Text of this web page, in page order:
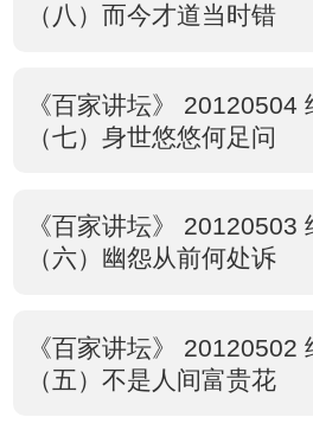
（八）而今才道当时错
《百家讲坛》 20120504
（七）身世悠悠何足问
《百家讲坛》 20120503
（六）幽怨从前何处诉
《百家讲坛》 20120502
（五）不是人间富贵花